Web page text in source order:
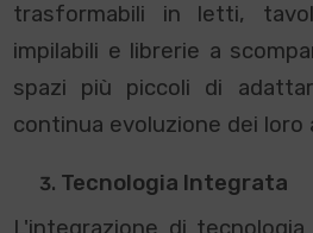
trasformabili in letti,
impilabili e librerie a
spazi più piccoli di
continua evoluzione dei loro
Tecnologia Integrata